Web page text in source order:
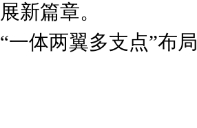
展新篇章。
“一体两翼多支点”布局